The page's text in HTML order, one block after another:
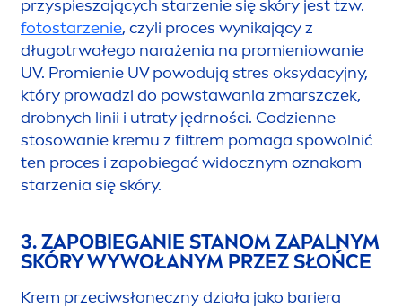
przyspieszających starzenie się skóry jest tzw.
fotostarzenie, czyli proces wynikający z
długotrwałego narażenia na promieniowanie
UV. Promienie UV powodują stres oksydacyjny,
który prowadzi do powstawania zmarszczek,
drobnych linii i utraty jędrności. Codzienne
stosowanie kremu z filtrem pomaga spowolnić
ten proces i zapobiegać widocznym oznakom
starzenia się skóry.
3. ZAPOBIEGANIE STANOM ZAPALNYM
SKÓRY WYWOŁANYM PRZEZ SŁOŃCE
Krem przeciwsłoneczny działa jako bariera